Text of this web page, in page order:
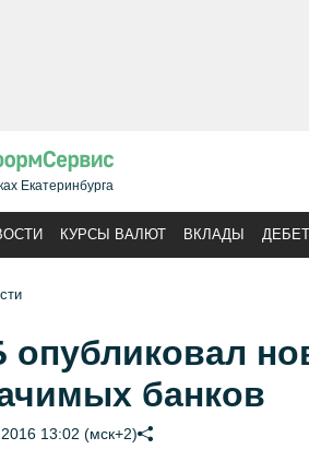
Екатеринбурга
КУРСЫ ВАЛЮТ ВКЛАДЫ
опубликовал
банков
13:02 (мск+2)